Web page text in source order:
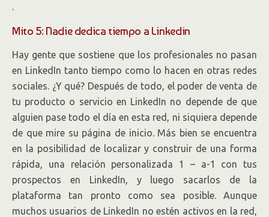
.
Mito 5: Nadie dedica tiempo a Linkedin
Hay gente que sostiene que los profesionales no pasan
en LinkedIn tanto tiempo como lo hacen en otras redes
sociales. ¿Y qué? Después de todo, el poder de venta de
tu producto o servicio en LinkedIn no depende de que
alguien pase todo el día en esta red, ni siquiera depende
de que mire su página de inicio. Más bien se encuentra
en la posibilidad de localizar y construir de una forma
rápida, una relación personalizada 1 – a-1 con tus
prospectos en LinkedIn, y luego sacarlos de la
plataforma tan pronto como sea posible. Aunque
muchos usuarios de LinkedIn no estén activos en la red,